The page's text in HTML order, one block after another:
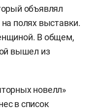
объявлял
полях выставки.
В общем,
вышел из
новелл»
в список